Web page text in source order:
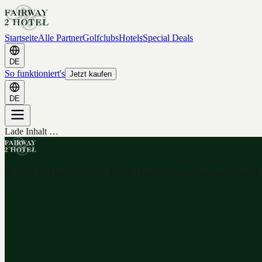
StartseiteAlle PartnerGolfclubsHotelsSpecial Deals
DE
So funktioniert's Jetzt kaufen
DE
Lade Inhalt …